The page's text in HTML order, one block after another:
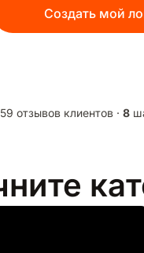
Создать мой
отзывов клиентов · 8